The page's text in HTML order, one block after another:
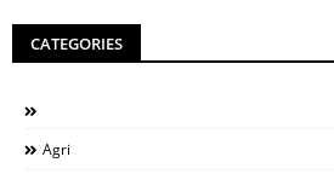
CATEGORIES
Agri